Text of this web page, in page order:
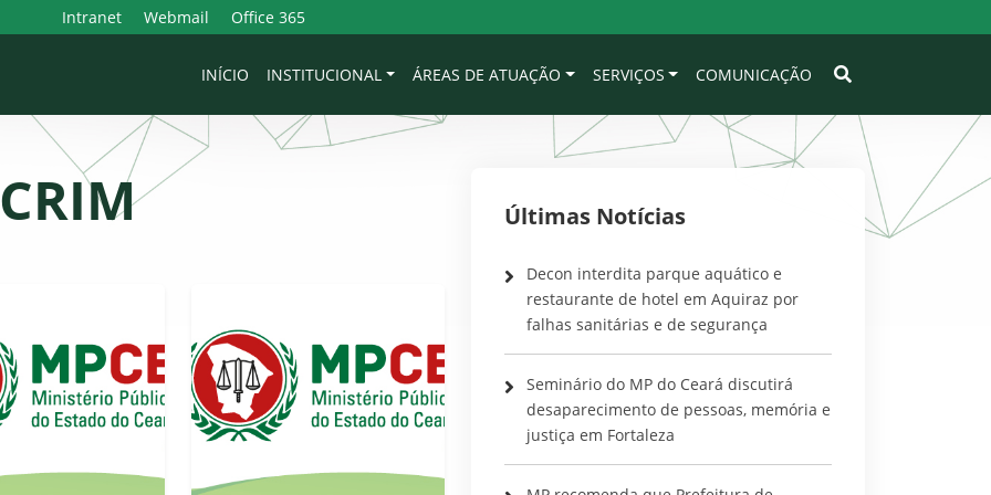
Intranet Webmail Office 365
INÍCIO INSTITUCIONAL ÁREAS DE ATUAÇÃO SERVIÇOS COMUNICAÇÃO
Últimas Notícias
Decon interdita parque aquático e
restaurante de hotel em Aquiraz por
falhas sanitárias e de segurança
Seminário do MP do Ceará discutirá
desaparecimento de pessoas, memória e
justiça em Fortaleza